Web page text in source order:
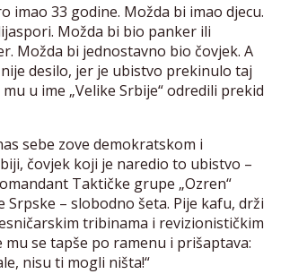
imao 33 godine. Možda bi imao djecu.
Možda bi bio panker ili
Možda bi jednostavno bio čovjek. A
desilo, jer je ubistvo prekinulo taj
u ime „Velike Srbije“ odredili prekid
sebe zove demokratskom i
čovjek koji je naredio to ubistvo –
Taktičke grupe „Ozren“
Srpske – slobodno šeta. Pije kafu, drži
tribinama i revizionističkim
mu se tapše po ramenu i prišaptava:
nisu ti mogli ništa!“